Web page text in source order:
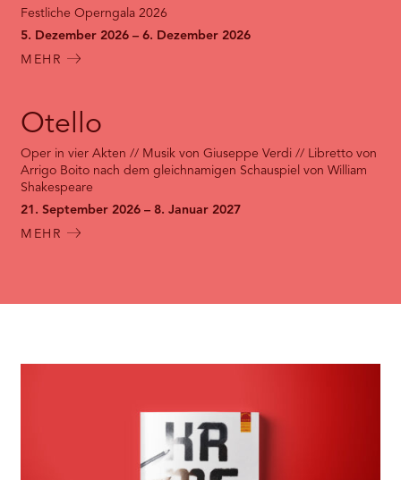
Festliche Operngala 2026
5. Dezember 2026 – 6. Dezember 2026
MEHR
Otello
Oper in vier Akten // Musik von Giuseppe Verdi // Libretto von
Arrigo Boito nach dem gleichnamigen Schauspiel von William
Shakespeare
21. September 2026 – 8. Januar 2027
MEHR